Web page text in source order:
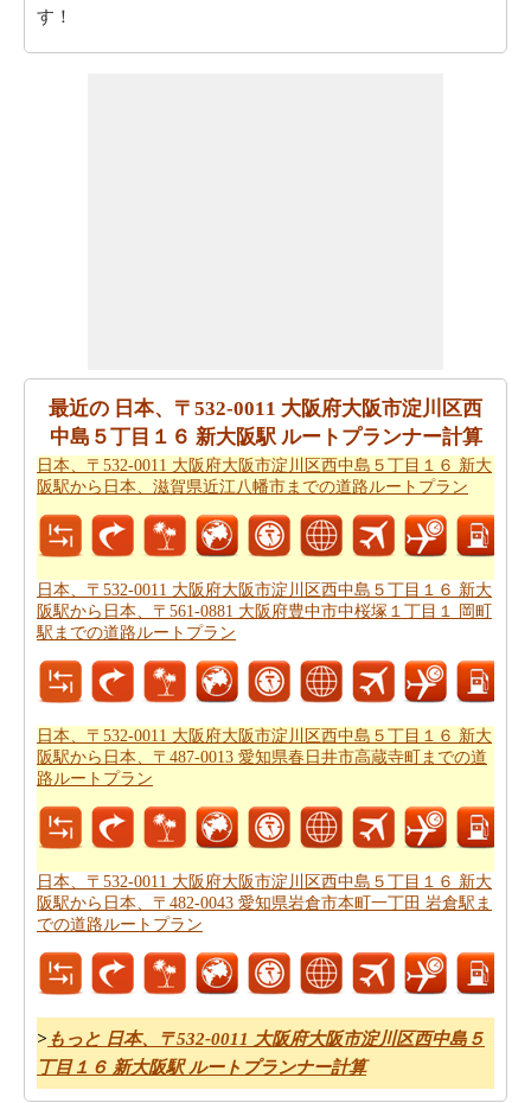
す！
あなたが到達するために急いでいる場合ので、あなた
は、飛行機で行くことを好みます。あなたは日本、〒
532-0011 大阪府大阪市淀川区西中島５丁目１６ 新大阪駅
と日本、神奈川県厚木市の間の飛行距離を知りたいです
か。あなたはまた日本、〒532-0011 大阪府大阪市淀川区
西中島５丁目１６ 新大阪駅から日本、神奈川県厚木市ま
での飛行距離 .
あなたは旅に時間の制約を持っていますか。 の場合、あ
なたは非常によくあなたの時間を管理しなければならな
いし、これのためにあなたは日本、〒532-0011 大阪府大
阪市淀川区西中島５丁目１６ 新大阪駅から日本、神奈川
あなたのルートを得ることが計画された後、あなたの旅
のために駆動するためのコストの公正な見積もりを有す
ることが重要です。あなたはこの旅費計算機を使用して
日本、〒532-0011 大阪府大阪市淀川区西中島５丁目１６
新大阪駅から日本、神奈川県厚木市までの旅行の費用を
得ることができます。
最近の 日本、〒532-0011 大阪府大阪市淀川区西
中島５丁目１６ 新大阪駅 ルートプランナー計算
日本、〒532-0011 大阪府大阪市淀川区西中島５丁目１６ 新大
阪駅から日本、滋賀県近江八幡市までの道路ルートプラン
日本、〒532-0011 大阪府大阪市淀川区西中島５丁目１６ 新大
阪駅から日本、〒561-0881 大阪府豊中市中桜塚１丁目１ 岡町
駅までの道路ルートプラン
日本、〒532-0011 大阪府大阪市淀川区西中島５丁目１６ 新大
阪駅から日本、〒487-0013 愛知県春日井市高蔵寺町までの道
路ルートプラン
日本、〒532-0011 大阪府大阪市淀川区西中島５丁目１６ 新大
阪駅から日本、〒482-0043 愛知県岩倉市本町一丁田 岩倉駅ま
での道路ルートプラン
> もっと 日本、〒532-0011 大阪府大阪市淀川区西中島５
丁目１６ 新大阪駅 ルートプランナー計算